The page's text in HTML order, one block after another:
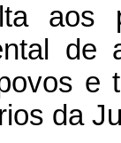
aos
de
e
da